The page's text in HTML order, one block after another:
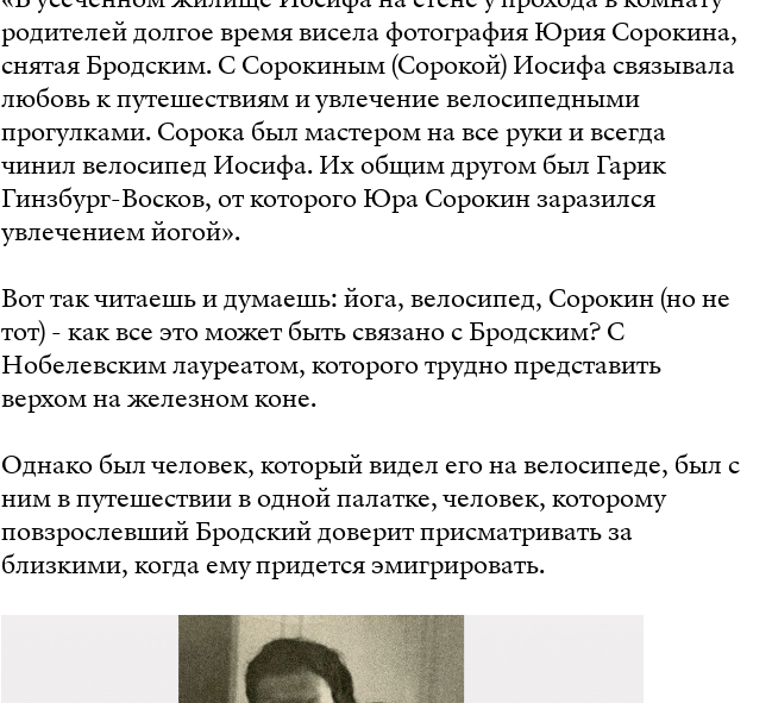
родителей долгое время висела фотография Юрия Сорокина,
снятая Бродским. С Сорокиным (Сорокой) Иосифа связывала
любовь к путешествиям и увлечение велосипедными
прогулками. Сорока был мастером на все руки и всегда
чинил велосипед Иосифа. Их общим другом был Гарик
Гинзбург-Восков, от которого Юра Сорокин заразился
увлечением йогой».
Вот так читаешь и думаешь: йога, велосипед, Сорокин (но не
тот) - как все это может быть связано с Бродским? С
Нобелевским лауреатом, которого трудно представить
верхом на железном коне.
Однако был человек, который видел его на велосипеде, был с
ним в путешествии в одной палатке, человек, которому
повзрослевший Бродский доверит присматривать за
близкими, когда ему придется эмигрировать.